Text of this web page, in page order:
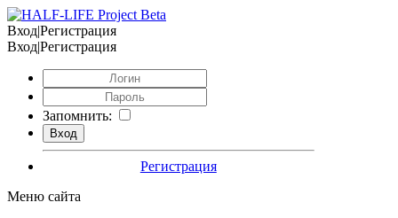
Вход|Регистрация
Вход|Регистрация
Запомнить:
Регистрация
Меню сайта